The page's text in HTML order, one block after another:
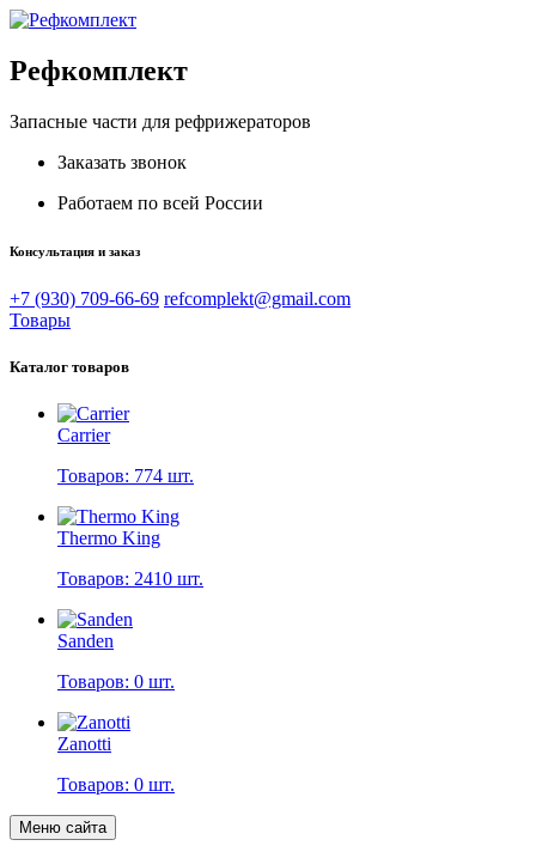
Рефкомплект
Запасные части для рефрижераторов
Заказать звонок
Работаем по всей России
Консультация и заказ
+7 (930) 709-66-69 refcomplekt@gmail.com
Товары
Каталог товаров
Carrier
Товаров: 774 шт.
Thermo King
Товаров: 2410 шт.
Sanden
Товаров: 0 шт.
Zanotti
Товаров: 0 шт.
Меню сайта